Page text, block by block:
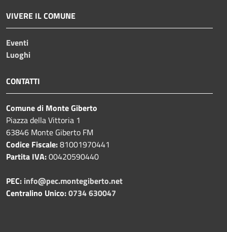
VIVERE IL COMUNE
Eventi
Luoghi
CONTATTI
Comune di Monte Giberto
Piazza della Vittoria 1
63846 Monte Giberto FM
Codice Fiscale:81001970441
Partita IVA:00420590440
PEC: info@pec.montegiberto.net
Centralino Unico:0734 630047